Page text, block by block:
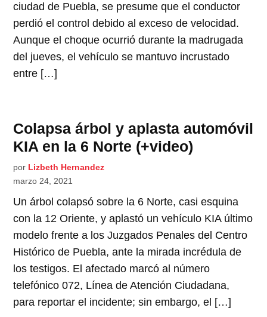
ciudad de Puebla, se presume que el conductor
perdió el control debido al exceso de velocidad.
Aunque el choque ocurrió durante la madrugada
del jueves, el vehículo se mantuvo incrustado
entre […]
Colapsa árbol y aplasta automóvil
KIA en la 6 Norte (+video)
por Lizbeth Hernandez
marzo 24, 2021
Un árbol colapsó sobre la 6 Norte, casi esquina
con la 12 Oriente, y aplastó un vehículo KIA último
modelo frente a los Juzgados Penales del Centro
Histórico de Puebla, ante la mirada incrédula de
los testigos. El afectado marcó al número
telefónico 072, Línea de Atención Ciudadana,
para reportar el incidente; sin embargo, el […]